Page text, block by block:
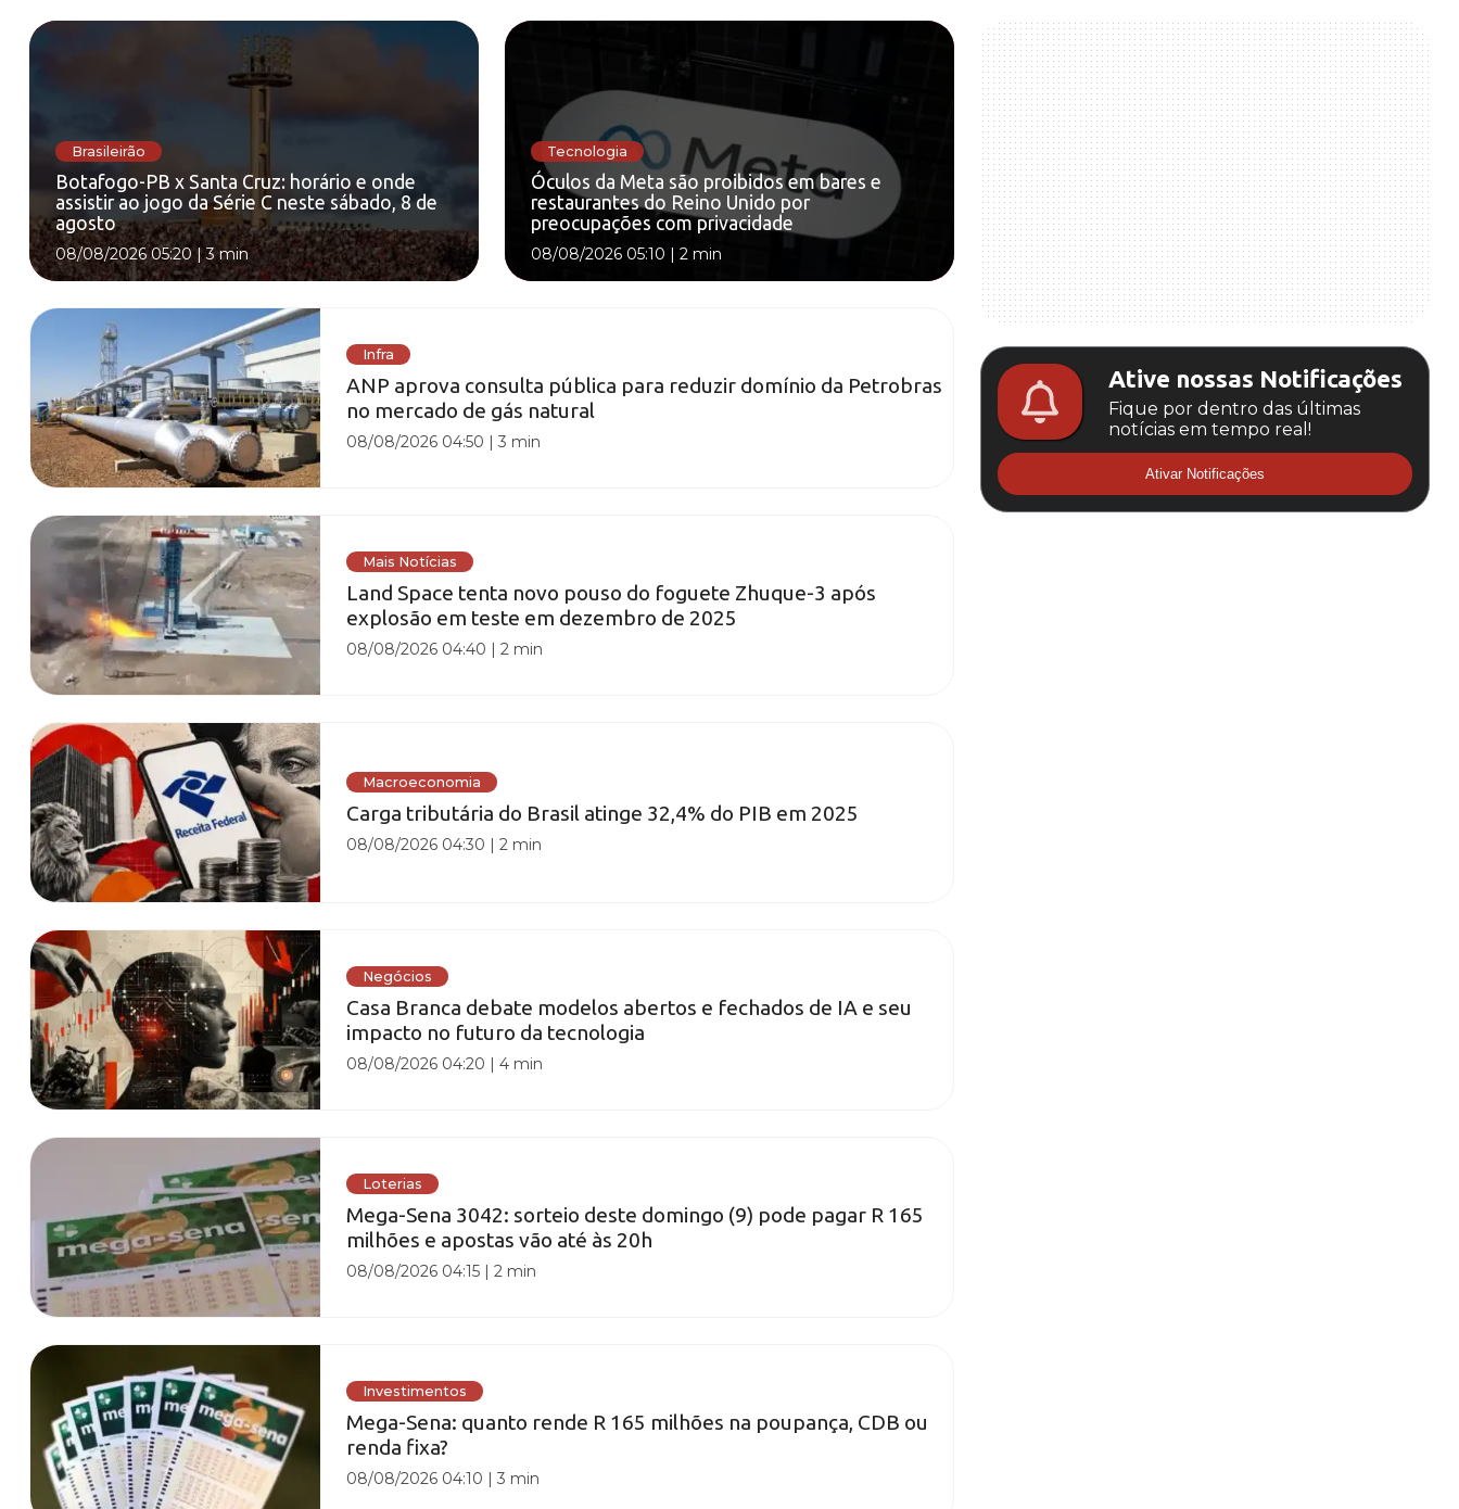
Brasileirão
Botafogo-PB x Santa Cruz: horário e onde
assistir ao jogo da Série C neste sábado, 8 de
agosto
08/08/2026 05:20|3 min
Tecnologia
Óculos da Meta são proibidos em bares e
restaurantes do Reino Unido por
preocupações com privacidade
08/08/2026 05:10 | 2 min
Infra
ANP aprova consulta pública para reduzir domínio da Petrobras
no mercado de gás natural
08/08/2026 04:50 |3 min
Mais Notícias
Land Space tenta novo pouso do foguete Zhuque-3 após
explosão em teste em dezembro de 2025
08/08/2026 04:40 |2 min
Macroeconomia
Carga tributária do Brasil atinge 32,4% do PIB em 2025
08/08/2026 04:30 |2 min
Negócios
Casa Branca debate modelos abertos e fechados de IA e seu
impacto no futuro da tecnologia
08/08/2026 04:20 |4 min
Loterias
Mega-Sena 3042: sorteio deste domingo (9) pode pagar R 165
milhões e apostas vão até às 20h
08/08/2026 04:15 |2 min
Investimentos
Mega-Sena: quanto rende R 165 milhões na poupança, CDB ou
renda fixa?
08/08/2026 04:10 |3 min
Ative nossas Notificações
Fique por dentro das últimas
notícias em tempo real!
Ativar Notificações